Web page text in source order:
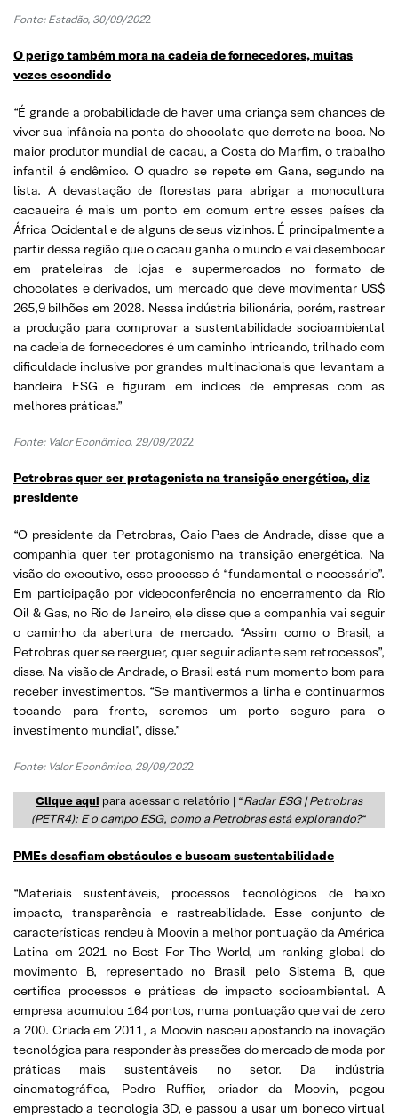
Fonte: Estadão, 30/09/2022
O perigo também mora na cadeia de fornecedores, muitas
vezes escondido
“É grande a probabilidade de haver uma criança sem chances de
viver sua infância na ponta do chocolate que derrete na boca. No
maior produtor mundial de cacau, a Costa do Marfim, o trabalho
infantil é endêmico. O quadro se repete em Gana, segundo na
lista. A devastação de florestas para abrigar a monocultura
cacaueira é mais um ponto em comum entre esses países da
África Ocidental e de alguns de seus vizinhos. É principalmente a
partir dessa região que o cacau ganha o mundo e vai desembocar
em prateleiras de lojas e supermercados no formato de
chocolates e derivados, um mercado que deve movimentar US$
265,9 bilhões em 2028. Nessa indústria bilionária, porém, rastrear
a produção para comprovar a sustentabilidade socioambiental
na cadeia de fornecedores é um caminho intricando, trilhado com
dificuldade inclusive por grandes multinacionais que levantam a
bandeira ESG e figuram em índices de empresas com as
melhores práticas.”
Fonte: Valor Econômico, 29/09/2022
Petrobras quer ser protagonista na transição energética, diz
presidente
“O presidente da Petrobras, Caio Paes de Andrade, disse que a
companhia quer ter protagonismo na transição energética. Na
visão do executivo, esse processo é “fundamental e necessário”.
Em participação por videoconferência no encerramento da Rio
Oil & Gas, no Rio de Janeiro, ele disse que a companhia vai seguir
o caminho da abertura de mercado. “Assim como o Brasil, a
Petrobras quer se reerguer, quer seguir adiante sem retrocessos”,
disse. Na visão de Andrade, o Brasil está num momento bom para
receber investimentos. “Se mantivermos a linha e continuarmos
tocando para frente, seremos um porto seguro para o
investimento mundial”, disse.”
Fonte: Valor Econômico, 29/09/2022
Clique aqui para acessar o relatório | “Radar ESG | Petrobras
(PETR4): E o campo ESG, como a Petrobras está explorando?“
PMEs desafiam obstáculos e buscam sustentabilidade
“Materiais sustentáveis, processos tecnológicos de baixo
impacto, transparência e rastreabilidade. Esse conjunto de
características rendeu à Moovin a melhor pontuação da América
Latina em 2021 no Best For The World, um ranking global do
movimento B, representado no Brasil pelo Sistema B, que
certifica processos e práticas de impacto socioambiental. A
empresa acumulou 164 pontos, numa pontuação que vai de zero
a 200. Criada em 2011, a Moovin nasceu apostando na inovação
tecnológica para responder às pressões do mercado de moda por
práticas mais sustentáveis no setor. Da indústria
cinematográfica, Pedro Ruffier, criador da Moovin, pegou
emprestado a tecnologia 3D, e passou a usar um boneco virtual